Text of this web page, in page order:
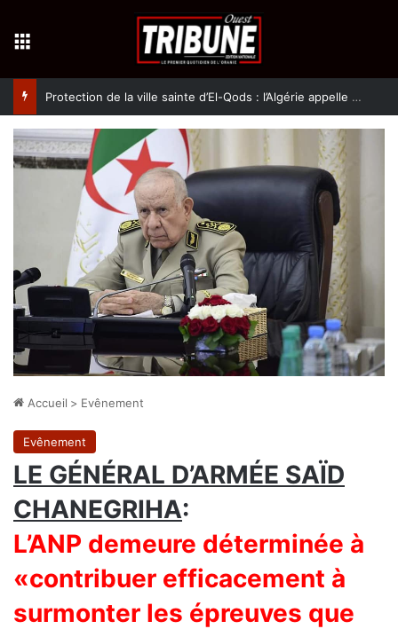
Protection de la ville sainte d’El-Qods : l’Algérie appelle à une action collective
Accueil > Evênement
Evênement
LE GÉNÉRAL D’ARMÉE SAÏD
CHANEGRIHA:
L’ANP demeure déterminée à
«contribuer efficacement à
surmonter les épreuves que